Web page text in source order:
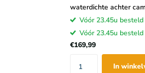
waterdichte achter
Vóór 23.45u
Vóór 23.45u
€169,99
In